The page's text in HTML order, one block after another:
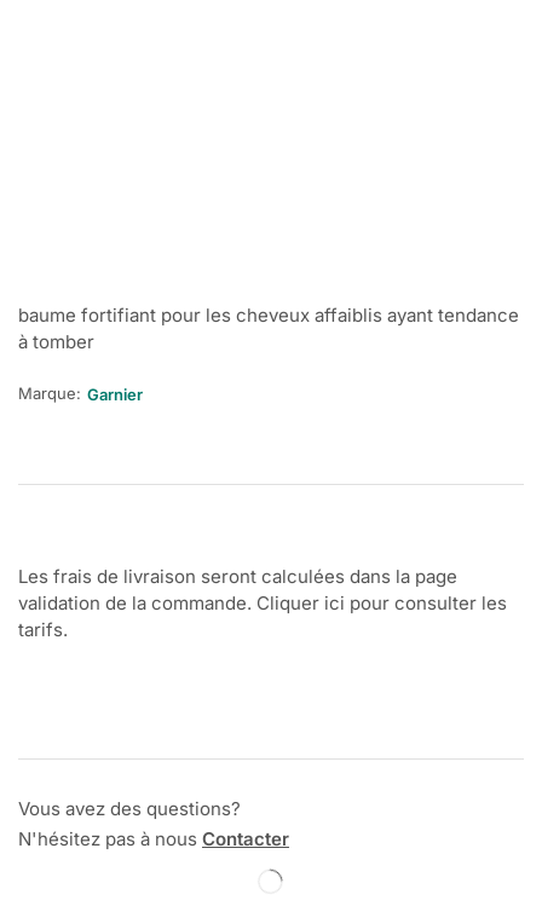
baume fortifiant pour les cheveux affaiblis ayant tendance
à tomber
Marque: Garnier
Les frais de livraison seront calculées dans la page
validation de la commande. Cliquer ici pour consulter les
tarifs.
Vous avez des questions?
N'hésitez pas à nous Contacter